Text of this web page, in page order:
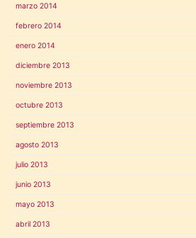
marzo 2014
febrero 2014
enero 2014
diciembre 2013
noviembre 2013
octubre 2013
septiembre 2013
agosto 2013
julio 2013
junio 2013
mayo 2013
abril 2013